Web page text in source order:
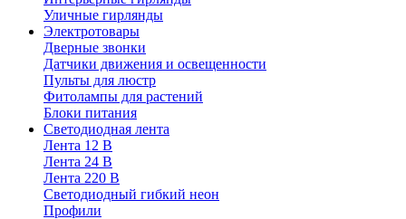
Уличные гирлянды
Электротовары
Дверные звонки
Датчики движения и освещенности
Пульты для люстр
Фитолампы для растений
Блоки питания
Светодиодная лента
Лента 12 В
Лента 24 В
Лента 220 В
Светодиодный гибкий неон
Профили